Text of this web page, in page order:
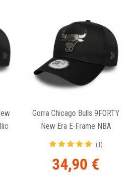
Gorra Chicago Bulls 9FORTY
New Era E-Frame NBA
Metallic Black
(1)
34,90 €